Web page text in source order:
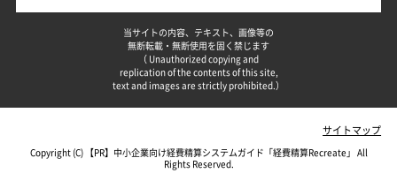
当サイトの内容、テキスト、画像等の
無断転載・無断使用を固く禁じます
（ Unauthorized copying and
replication of the contents of this site,
text and images are strictly prohibited.）
サイトマップ
Copyright (C) 中小企業向け経費精算システムガイド「経費精算Recreate」 All
Rights Reserved.